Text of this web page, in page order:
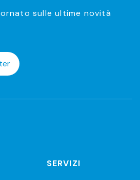
sulle ultime novità
SERVIZI